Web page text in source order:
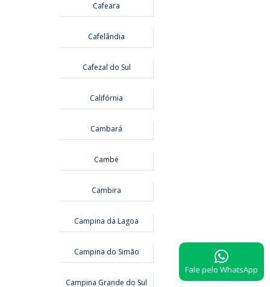
Cafeara
Cafelândia
Cafezal do Sul
Califórnia
Cambará
Cambé
Cambira
Campina da Lagoa
Campina do Simão
Campina Grande do Sul
Fale pelo WhatsApp